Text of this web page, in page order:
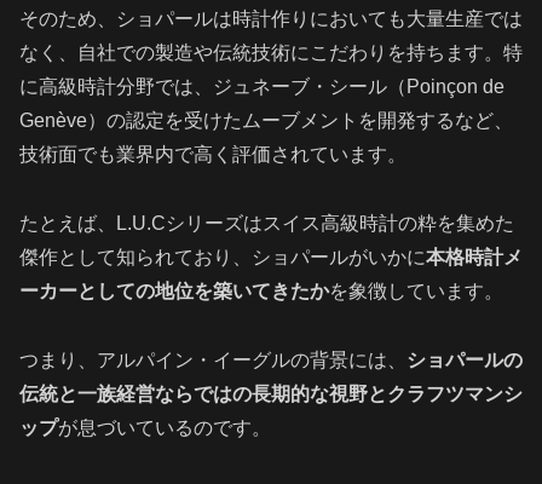
そのため、ショパールは時計作りにおいても大量生産では
なく、自社での製造や伝統技術にこだわりを持ちます。特
に高級時計分野では、ジュネーブ・シール（Poinçon de
Genève）の認定を受けたムーブメントを開発するなど、
技術面でも業界内で高く評価されています。
たとえば、L.U.Cシリーズはスイス高級時計の粋を集めた
傑作として知られており、ショパールがいかに本格時計メ
ーカーとしての地位を築いてきたかを象徴しています。
つまり、アルパイン・イーグルの背景には、 ショパールの
伝統と一族経営ならではの長期的な視野とクラフツマンシ
ップが息づいているのです。